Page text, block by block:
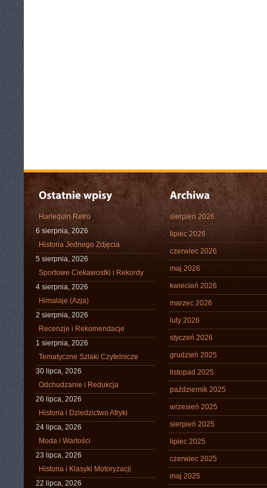
Harlequin Retro
6 sierpnia, 2026
Historia Jednego Zdjęcia
5 sierpnia, 2026
Sportowe Ciekawostki i Rekordy
4 sierpnia, 2026
Himalaje (Azja)
2 sierpnia, 2026
Recenzje i Rekomendacje
1 sierpnia, 2026
Tematyczne Szlaki Czytelnicze
30 lipca, 2026
Odchudzanie i Redukcja
26 lipca, 2026
Historia i Dziedzictwo Afryki
24 lipca, 2026
Moda i Wartości
23 lipca, 2026
Historia i Klasyki Motoryzacji
22 lipca, 2026
sierpień 2026
lipiec 2026
czerwiec 2026
maj 2026
kwiecień 2026
marzec 2026
luty 2026
styczeń 2026
grudzień 2025
listopad 2025
październik 2025
wrzesień 2025
sierpień 2025
lipiec 2025
czerwiec 2025
maj 2025